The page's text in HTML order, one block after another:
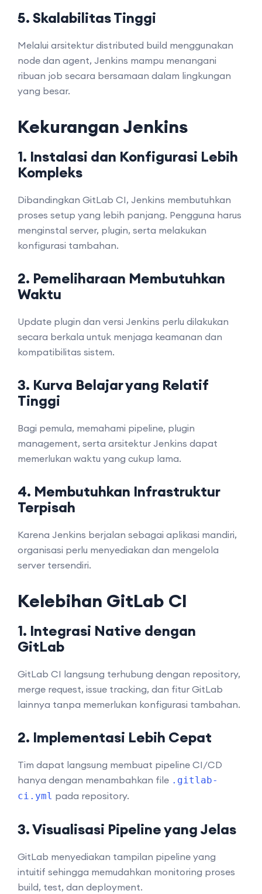
5. Skalabilitas Tinggi
Melalui arsitektur distributed build menggunakan
node dan agent, Jenkins mampu menangani
ribuan job secara bersamaan dalam lingkungan
yang besar.
Kekurangan Jenkins
1. Instalasi dan Konfigurasi Lebih
Kompleks
Dibandingkan GitLab CI, Jenkins membutuhkan
proses setup yang lebih panjang. Pengguna harus
menginstal server, plugin, serta melakukan
konfigurasi tambahan.
2. Pemeliharaan Membutuhkan
Waktu
Update plugin dan versi Jenkins perlu dilakukan
secara berkala untuk menjaga keamanan dan
kompatibilitas sistem.
3. Kurva Belajar yang Relatif
Tinggi
Bagi pemula, memahami pipeline, plugin
management, serta arsitektur Jenkins dapat
memerlukan waktu yang cukup lama.
4. Membutuhkan Infrastruktur
Terpisah
Karena Jenkins berjalan sebagai aplikasi mandiri,
organisasi perlu menyediakan dan mengelola
server tersendiri.
Kelebihan GitLab CI
1. Integrasi Native dengan
GitLab
GitLab CI langsung terhubung dengan repository,
merge request, issue tracking, dan fitur GitLab
lainnya tanpa memerlukan konfigurasi tambahan.
2. Implementasi Lebih Cepat
Tim dapat langsung membuat pipeline CI/CD
hanya dengan menambahkan file .gitlab-
ci.yml pada repository.
3. Visualisasi Pipeline yang Jelas
GitLab menyediakan tampilan pipeline yang
intuitif sehingga memudahkan monitoring proses
build, test, dan deployment.